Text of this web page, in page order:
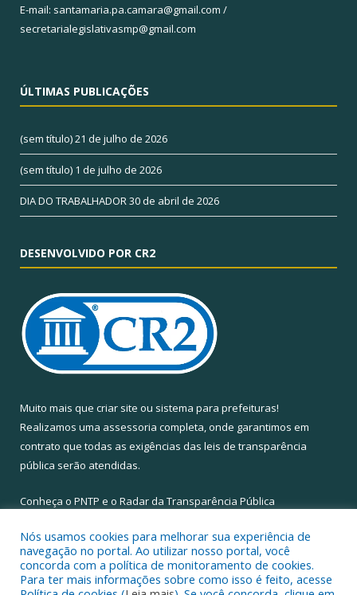
E-mail: santamaria.pa.camara@gmail.com /
secretarialegislativasmp@gmail.com
ÚLTIMAS PUBLICAÇÕES
(sem título)21 de julho de 2026
(sem título) 1 de julho de 2026
DIA DO TRABALHADOR30 de abril de 2026
DESENVOLVIDO POR CR2
Muito mais que criar site ou sistema para prefeituras!
Realizamos uma assessoria completa, onde garantimos em
contrato que todas as exigências das leis de transparência
pública serão atendidas.
Conheça o PNTP e o Radar da Transparência Pública
Todos os direitos reservados a Câmara Municipal de Santa Maria
Nós usamos cookies para melhorar sua experiência de
navegação no portal. Ao utilizar nosso portal, você
concorda com a política de monitoramento de cookies.
Para ter mais informações sobre como isso é feito, acesse